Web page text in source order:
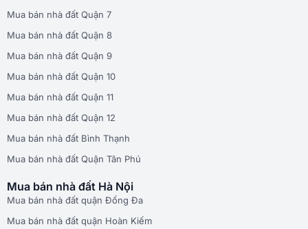
Mua bán nhà đất Quận 7
Mua bán nhà đất Quận 8
Mua bán nhà đất Quận 9
Mua bán nhà đất Quận 10
Mua bán nhà đất Quận 11
Mua bán nhà đất Quận 12
Mua bán nhà đất Bình Thạnh
Mua bán nhà đất Quận Tân Phú
Mua bán nhà đất Hà Nội
Mua bán nhà đất quận Đống Đa
Mua bán nhà đất quận Hoàn Kiếm